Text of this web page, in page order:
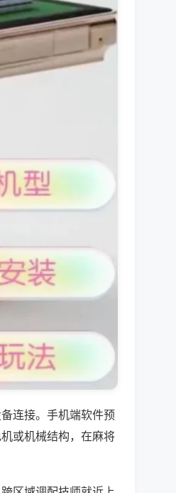
连接。手机端软件预
或机械结构，在麻将